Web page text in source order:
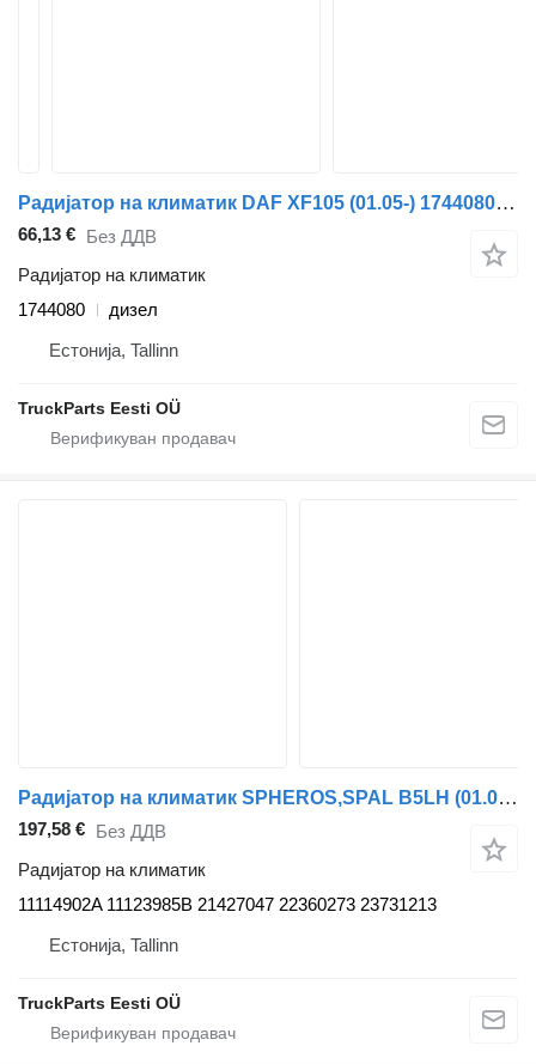
Радијатор на климатик DAF XF105 (01.05-) 1744080 за камион влекач DAF XF95, XF105 (2001-2014)
66,13 € Без ДДВ
Радијатор на климатик
1744080
дизел
Естонија, Tallinn
TruckParts Eesti OÜ
Радијатор на климатик SPHEROS,SPAL B5LH (01.08-) 11114902A за автобус Volvo B5LH, B0E (2008-)
197,58 € Без ДДВ
Радијатор на климатик
11114902A 11123985B 21427047 22360273 23731213
Естонија, Tallinn
TruckParts Eesti OÜ